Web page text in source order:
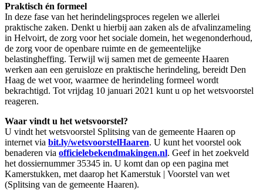
Praktisch én formeel
In deze fase van het herindelingsproces regelen we allerlei
praktische zaken. Denkt u hierbij aan zaken als de afvalinzameling
in Helvoirt, de zorg voor het sociale domein, het wegenonderhoud,
de zorg voor de openbare ruimte en de gemeentelijke
belastingheffing. Terwijl wij samen met de gemeente Haaren
werken aan een geruisloze en praktische herindeling, bereidt Den
Haag de wet voor, waarmee de herindeling formeel wordt
bekrachtigd. Tot vrijdag 10 januari 2021 kunt u op het wetsvoorstel
reageren.
Waar vindt u het wetsvoorstel?
U vindt het wetsvoorstel Splitsing van de gemeente Haaren op
internet via bit.ly/wetsvoorstelHaaren. U kunt het voorstel ook
benaderen via officielebekendmakingen.nl. Geef in het zoekveld
het dossiernummer 35345 in. U komt dan op een pagina met
Kamerstukken, met daarop het Kamerstuk | Voorstel van wet
(Splitsing van de gemeente Haaren).